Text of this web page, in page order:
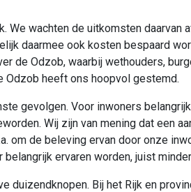
wachten de uitkomsten daarvan
daarmee ook kosten bespaard
de Odzob, waarbij wethouders,
Odzob heeft ons hoopvol gestemd.
gevolgen. Voor inwoners
Wij zijn van mening dat een
om de beleving ervan door onze
ervaren worden, juist
duizendknopen. Bij het Rijk en